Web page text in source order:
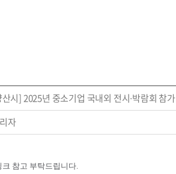
시] 2025년 중소기업 국내외 전시・박람회 참
자
참고 부탁드립니다.